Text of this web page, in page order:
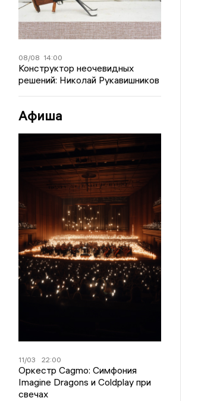
08/08 14:00
Конструктор неочевидных
решений: Николай Рукавишников
Афиша
11/03 22:00
Оркестр Cagmo: Симфония
Imagine Dragons и Coldplay при
свечах